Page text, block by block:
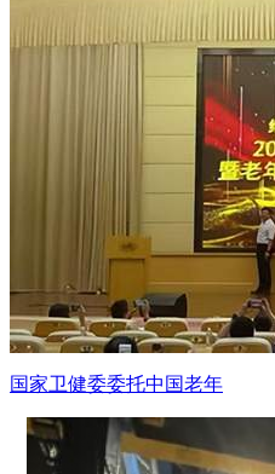
国家卫健委委托中国老年